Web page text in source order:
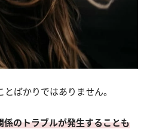
ばかりではありません。
係のトラブルが発生することも